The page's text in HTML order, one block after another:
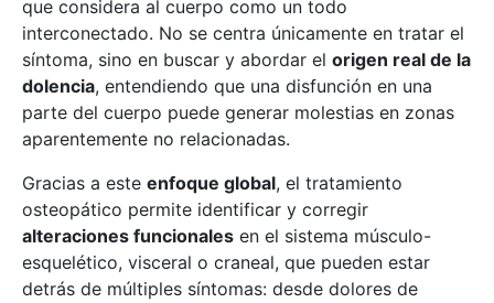
que considera al cuerpo como un todo
interconectado. No se centra únicamente en tratar el
síntoma, sino en buscar y abordar el origen real de la
dolencia, entendiendo que una disfunción en una
parte del cuerpo puede generar molestias en zonas
aparentemente no relacionadas.
Gracias a este enfoque global, el tratamiento
osteopático permite identificar y corregir
alteraciones funcionales en el sistema músculo-
esquelético, visceral o craneal, que pueden estar
detrás de múltiples síntomas: desde dolores de